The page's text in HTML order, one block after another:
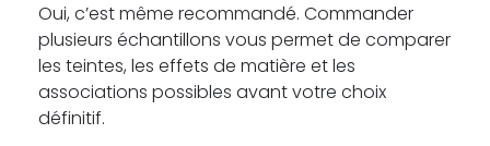
Oui, c’est même recommandé. Commander
plusieurs échantillons vous permet de comparer
les teintes, les effets de matière et les
associations possibles avant votre choix
définitif.